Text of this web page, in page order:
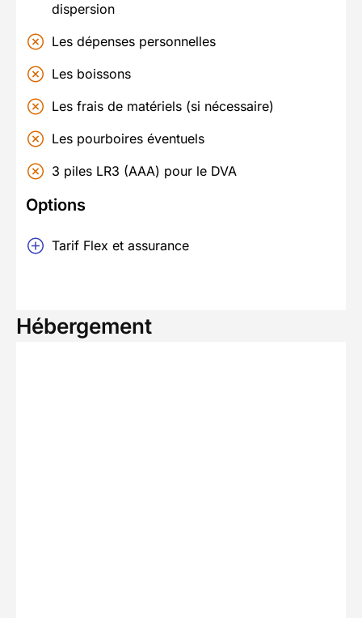
dispersion
Les dépenses personnelles
Les boissons
Les frais de matériels (si nécessaire)
Les pourboires éventuels
3 piles LR3 (AAA) pour le DVA
Options
Tarif Flex et assurance
Hébergement